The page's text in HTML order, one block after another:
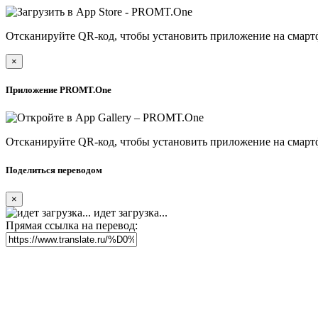
Отсканируйте QR-код, чтобы установить приложение на
×
Приложение PROMT.One
Отсканируйте QR-код, чтобы установить приложение на
Поделиться переводом
×
идет загрузка...
Прямая ссылка на перевод: